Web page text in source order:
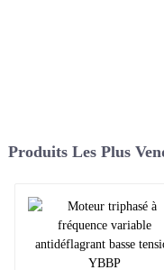
Produits Les Plus